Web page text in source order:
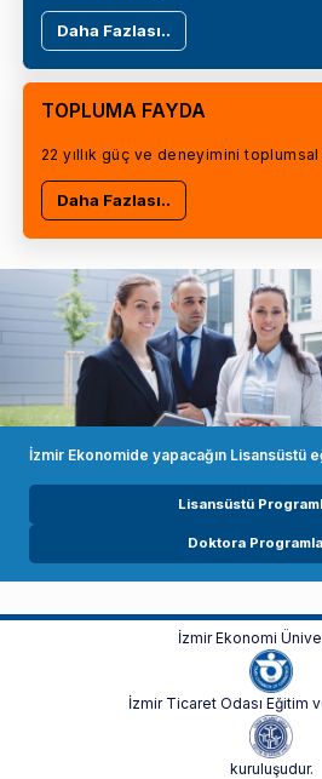
Daha Fazlası..
TOPLUMA FAYDA
22 yıllık güç ve deneyimini
Daha Fazlası..
İzmir Ekonomide yapacağın Lisansüstü
Lisansüstü
Doktora
İzmir Ekonomi
İzmir Ticaret Odası Eğitim
kuruluşudur.